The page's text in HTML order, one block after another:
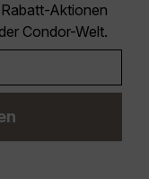
Aktionen
Condor-Welt.